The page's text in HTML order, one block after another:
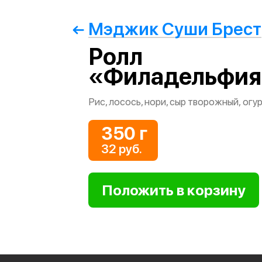
Мэджик Суши Брест
Ролл
Рис, лосось, нори, сыр творожный,
350 г
32 руб.